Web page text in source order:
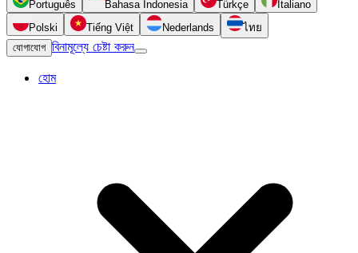
Português Bahasa Indonesia Türkçe
Italiano
Polski
Tiếng Việt Nederlands
ไทย
যোগাযোগ বিনামূল্যে চেষ্টা করুন
হোম